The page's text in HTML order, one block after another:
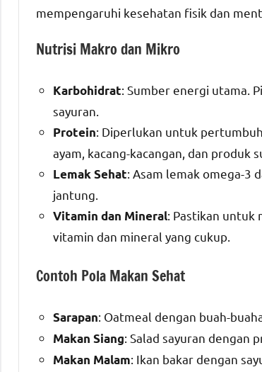
mempengaruhi kesehatan fisik dan
Nutrisi Makro dan Mikro
Karbohidrat: Sumber energi utama.
sayuran.
Protein: Diperlukan untuk
ayam, kacang-kacangan, dan produk
Lemak Sehat: Asam lemak omega-3
jantung.
Vitamin dan Mineral: Pastikan untuk
vitamin dan mineral yang cukup.
Contoh Pola Makan Sehat
Sarapan: Oatmeal dengan buah-
Makan Siang: Salad sayuran dengan
Makan Malam: Ikan bakar dengan